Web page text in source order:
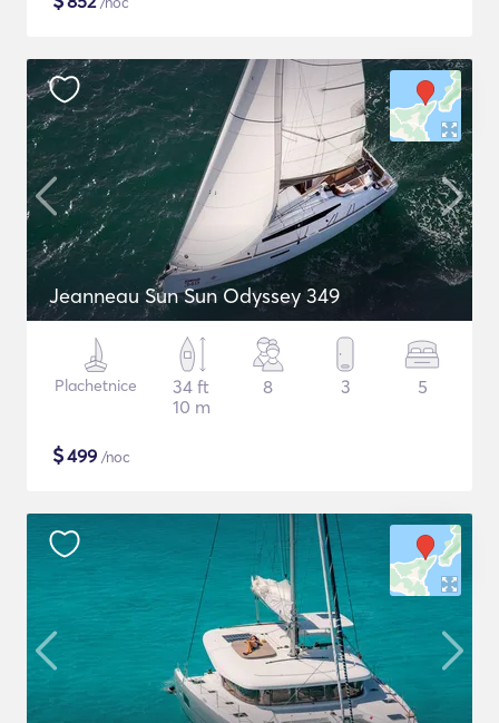
Jeanneau Sun Sun Odyssey 349
Plachetnice
34 ft
10 m
8 3 5
$499 /noc